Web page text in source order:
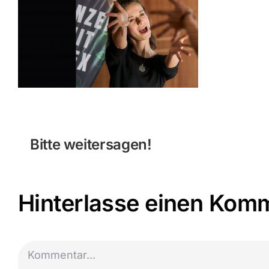
Bitte weitersagen!
Hinterlasse einen
Kommentar